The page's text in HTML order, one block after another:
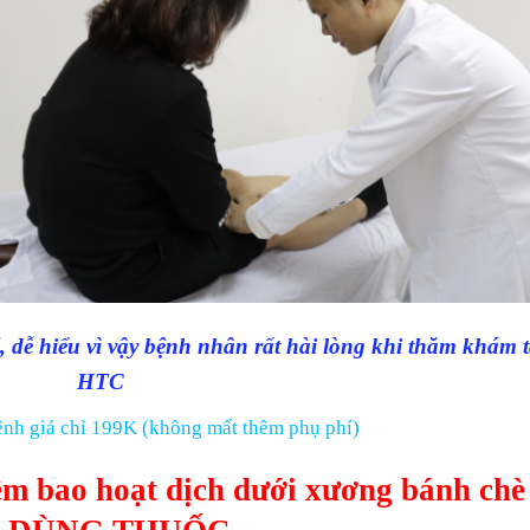
hiểu vì vậy bệnh nhân rất hài lòng khi thăm khám
HTC
giá chỉ 199K (không mất thêm phụ phí)
bao hoạt dịch dưới xương bánh chè